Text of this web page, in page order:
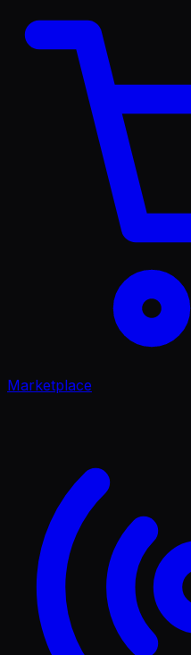
Marketplace